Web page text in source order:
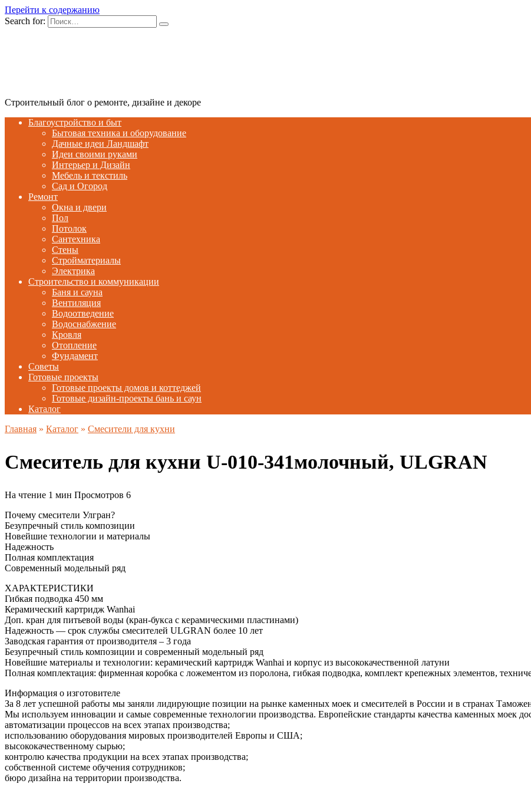
Перейти к содержанию
Search for:
Строительный блог о ремонте, дизайне и декоре
Благоустройство и быт
Бытовая техника и оборудование
Дачные идеи Ландшафт
Идеи своими руками
Интерьер и Дизайн
Мебель и текстиль
Сад и Огород
Ремонт
Окна и двери
Пол
Потолок
Сантехника
Стены
Стройматериалы
Электрика
Строительство и коммуникации
Баня и сауна
Вентиляция
Водоотведение
Водоснабжение
Кровля
Отопление
Фундамент
Советы
Готовые проекты
Готовые проекты домов и коттеджей
Готовые дизайн-проекты бань и саун
Каталог
Главная » Каталог » Смесители для кухни
Смеситель для кухни U-010-341молочный, ULGRAN
На чтение 1 мин Просмотров 6
Почему смесители Улгран?
Безупречный стиль композиции
Новейшие технологии и материалы
Надежность
Полная комплектация
Современный модельный ряд
ХАРАКТЕРИСТИКИ
Гибкая подводка 450 мм
Керамический картридж Wanhai
Доп. кран для питьевой воды (кран-букса с керамическими пластинами)
Надежность — срок службы смесителей ULGRAN более 10 лет
Заводская гарантия от производителя – 3 года
Безупречный стиль композиции и современный модельный ряд
Новейшие материалы и технологии: керамический картридж Wanhai и корпус из высококачественной латуни
Полная комплектация: фирменная коробка с ложементом из поролона, гибкая подводка, комплект крепежных элементов,
Информация о изготовителе
За 8 лет успешной работы мы заняли лидирующие позиции на рынке каменных моек и смесителей в России и в странах
Мы используем инновации и самые современные технологии производства. Европейские стандарты качества каменных моек
автоматизации процессов на всех этапах производства;
использованию оборудования мировых производителей Европы и США;
высококачественному сырью;
контролю качества продукции на всех этапах производства;
собственной системе обучения сотрудников;
бюро дизайна на территории производства.